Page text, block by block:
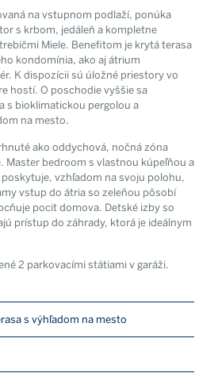
s výhľadom na mesto
na vstupnom podlaží, ponúka
s krbom, jedáleň a kompletne
Miele. Benefitom je krytá terasa
kondomínia, ako aj átrium
K dispozícii sú úložné priestory vo
hostí. O poschodie vyššie sa
s bioklimatickou pergolou a
na mesto.
ako oddychová, nočná zóna
Master bedroom s vlastnou kúpeľňou a
vzhľadom na svoju polohu,
vstup do átria so zeleňou pôsobí
pocit domova. Detské izby so
prístup do záhrady, ktorá je ideálnym
2 parkovacími státiami v garáži.